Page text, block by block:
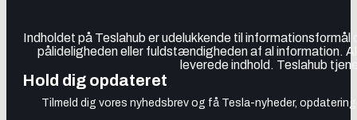
Indholdet på Teslahub er udelukkende til
pålideligheden eller fuldstændigheden af al information.
leverede indhold. Teslahub
Hold dig opdateret
Tilmeld dig vores nyhedsbrev og få Tesla-nyheder,